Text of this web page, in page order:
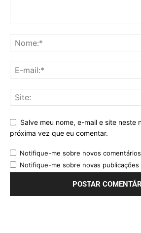
Salve meu nome, e-mail e site neste
próxima vez que eu comentar.
Notifique-me sobre novos
Notifique-me sobre novas publicações